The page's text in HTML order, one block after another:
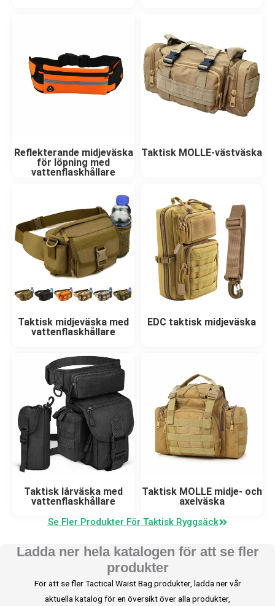
Reflekterande midjeväska
för löpning med
vattenflaskhållare
Taktisk MOLLE-västväska
Taktisk midjeväska med
vattenflaskhållare
EDC taktisk midjeväska
Taktisk lårväska med
vattenflaskhållare
Taktisk MOLLE midje- och
axelväska
Se Fler Produkter För Taktisk Ryggsäck
Ladda ner hela katalogen för att se fler
produkter
För att se fler Tactical Waist Bag produkter, ladda ner vår
aktuella katalog för en översikt över alla produkter,